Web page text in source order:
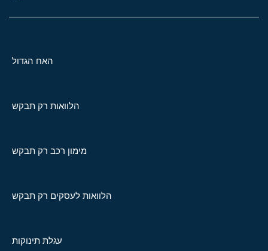
האח הגדול
הלוואות רק תבקש
מימון רכב רק תבקש
הלוואות לעסקים רק תבקש
עגלת תינוקות